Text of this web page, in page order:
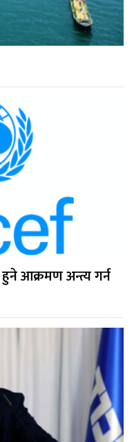
आक्रमण अन्त्य गर्न